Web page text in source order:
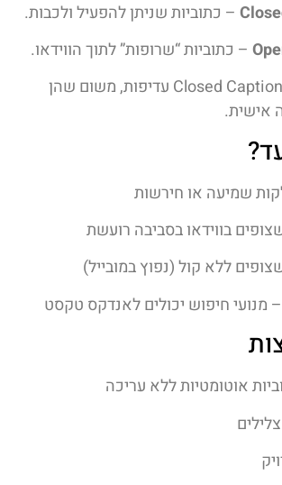
– כתוביות שניתן להפעיל ולכבות.
– כתוביות “שרופות” לתוך הווידאו.
מבחינת נגישות, Closed Captions עדיפות, משום שהן
אישית.
שמיעה או חירשות
בווידאו בסביבה רועשת
ללא קול (נפוץ במובייל)
אוטומטיות ללא עריכה